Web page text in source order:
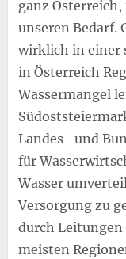
ganz
unseren Bedarf.
wirklich in einer
in Österreich
Wassermangel
Landes- und
für
Wasser
Versorgung zu
durch Leitungen
meisten